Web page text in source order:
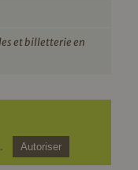
et billetterie en
Autoriser